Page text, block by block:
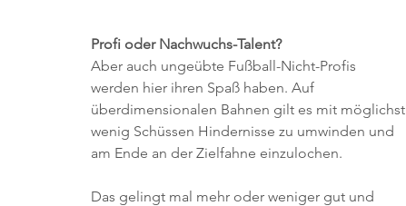
Profi oder Nachwuchs-Talent?
Aber auch ungeübte Fußball-Nicht-Profis
werden hier ihren Spaß haben. Auf
überdimensionalen Bahnen gilt es mit möglichst
wenig Schüssen Hindernisse zu umwinden und
am Ende an der Zielfahne einzulochen.
Das gelingt mal mehr oder weniger gut und